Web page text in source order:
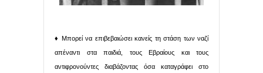
♦ Μπορεί να επιβεβαιώσει κανείς τη στάση των ναζί
απέναντι στα παιδιά, τους Εβραίους και τους
αντιφρονούντες διαβάζοντας όσα καταγράφει στο